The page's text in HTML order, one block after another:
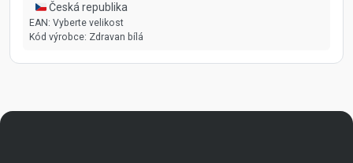
🇨🇿 Česká republika
EAN: Vyberte velikost
Kód výrobce: Zdravan bílá